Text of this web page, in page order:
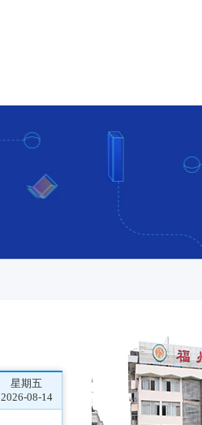
星期五
2026-08-14